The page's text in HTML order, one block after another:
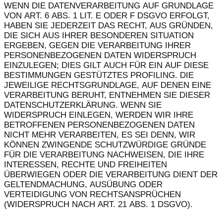
WENN DIE DATENVERARBEITUNG AUF GRUNDLAGE
VON ART. 6 ABS. 1 LIT. E ODER F DSGVO ERFOLGT,
HABEN SIE JEDERZEIT DAS RECHT, AUS GRÜNDEN,
DIE SICH AUS IHRER BESONDEREN SITUATION
ERGEBEN, GEGEN DIE VERARBEITUNG IHRER
PERSONENBEZOGENEN DATEN WIDERSPRUCH
EINZULEGEN; DIES GILT AUCH FÜR EIN AUF DIESE
BESTIMMUNGEN GESTÜTZTES PROFILING. DIE
JEWEILIGE RECHTSGRUNDLAGE, AUF DENEN EINE
VERARBEITUNG BERUHT, ENTNEHMEN SIE DIESER
DATENSCHUTZERKLÄRUNG. WENN SIE
WIDERSPRUCH EINLEGEN, WERDEN WIR IHRE
BETROFFENEN PERSONENBEZOGENEN DATEN
NICHT MEHR VERARBEITEN, ES SEI DENN, WIR
KÖNNEN ZWINGENDE SCHUTZWÜRDIGE GRÜNDE
FÜR DIE VERARBEITUNG NACHWEISEN, DIE IHRE
INTERESSEN, RECHTE UND FREIHEITEN
ÜBERWIEGEN ODER DIE VERARBEITUNG DIENT DER
GELTENDMACHUNG, AUSÜBUNG ODER
VERTEIDIGUNG VON RECHTSANSPRÜCHEN
(WIDERSPRUCH NACH ART. 21 ABS. 1 DSGVO).